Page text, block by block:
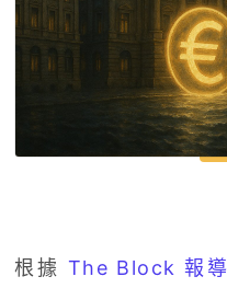
根據 The Block 報導